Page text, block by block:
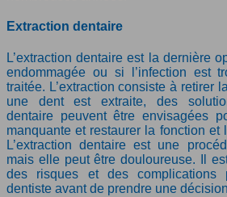
Extraction dentaire
L’extraction dentaire est la dernière
endommagée ou si l’infection est
traitée. L’extraction consiste à retirer
une dent est extraite, des
dentaire peuvent être envisagées
manquante et restaurer la fonction et
L’extraction dentaire est une
mais elle peut être douloureuse. Il
des risques et des complications
dentiste avant de prendre une